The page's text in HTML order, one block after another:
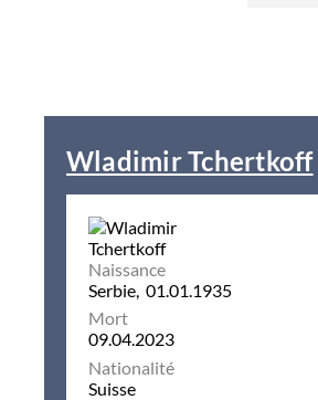
Wladimir Tchertkoff
Naissance
Serbie, 01.01.1935
Mort
09.04.2023
Nationalité
Suisse